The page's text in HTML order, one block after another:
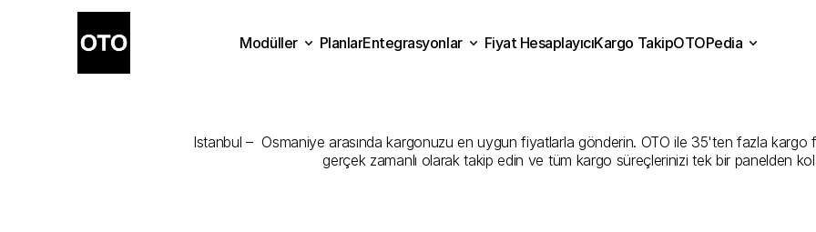
Istanbul –  Osmaniye arasında kargonuzu en uygun fiyatlarla gönderin. OTO ile 35'ten fazla kargo
gerçek zamanlı olarak takip edin ve tüm kargo süreçlerinizi tek bir panelden
Modüller
PlanlarEntegrasyonlar
Fiyat HesaplayıcıKargo TakipOTOPedia